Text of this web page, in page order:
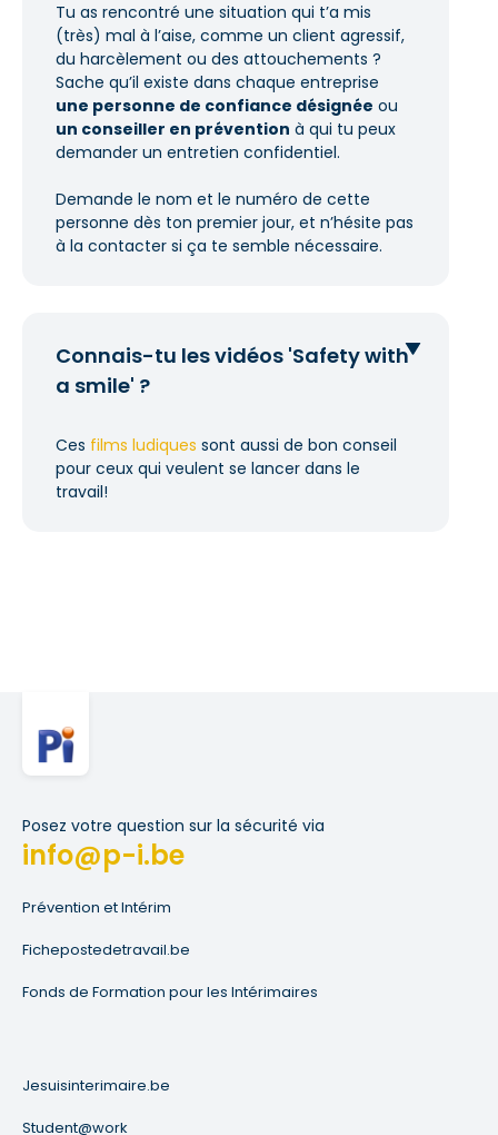
Tu as rencontré une situation qui t’a mis
(très) mal à l’aise, comme un client agressif,
du harcèlement ou des attouchements ?
Sache qu’il existe dans chaque entreprise
une personne de confiance désignée ou
un conseiller en prévention à qui tu peux
demander un entretien confidentiel.
Demande le nom et le numéro de cette
personne dès ton premier jour, et n’hésite pas
à la contacter si ça te semble nécessaire.
Connais-tu les vidéos 'Safety with
a smile' ?
Ces films ludiques sont aussi de bon conseil
pour ceux qui veulent se lancer dans le
travail!
Posez votre question sur la sécurité via
info@p-i.be
Prévention et Intérim
Fichepostedetravail.be
Fonds de Formation pour les Intérimaires
Jesuisinterimaire.be
Student@work